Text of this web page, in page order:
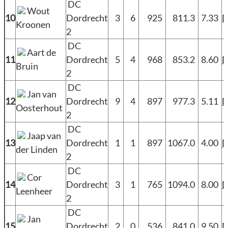
10
Wout
Kroonen
DC
Dordrecht
2
3 6 925 811.3 7.33
11
Aart de
Bruin
DC
Dordrecht
2
5 4 968 853.2 8.60
12
Jan van
Oosterhout
DC
Dordrecht
2
9 4 897 977.3 5.11
13
Jaap van
der Linden
DC
Dordrecht
2
1 1 897 1067.0 4.00
14
Cor
Leenheer
DC
Dordrecht
2
3 1 765 1094.0 8.00
Jan
DC